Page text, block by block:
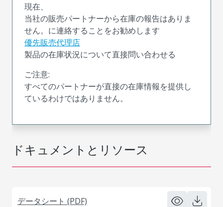
ドキュメントとリソース
データシート (PDF)
現在、
当社の販売パートナーから在庫の報告はありま
せん。に連絡することをお勧めします
優先販売代理店
製品の在庫状況について直接問い合わせる
ご注意:
すべてのパートナーが直接の在庫情報を提供し
ているわけではありません。